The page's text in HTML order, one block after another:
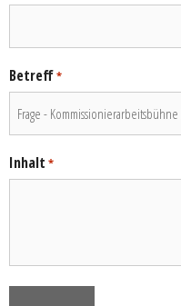
Betreff*
Inhalt *